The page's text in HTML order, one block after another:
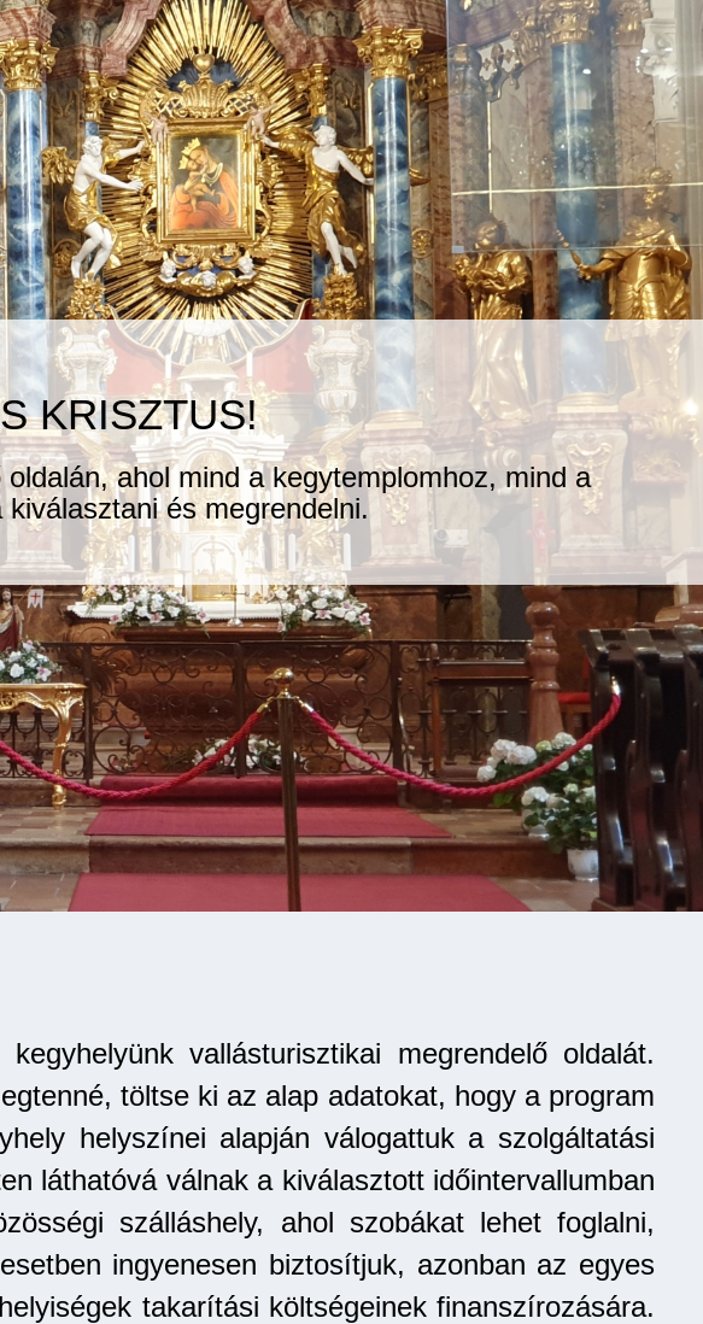
KRISZTUS!
ahol mind a kegytemplomhoz, mind a
és megrendelni.
vallásturisztikai megrendelő oldalát.
töltse ki az alap adatokat, hogy a program
helyszínei alapján válogattuk a szolgáltatási
láthatóvá válnak a kiválasztott időintervallumban
szálláshely, ahol szobákat lehet foglalni,
ingyenesen biztosítjuk, azonban az egyes
takarítási költségeinek finanszírozására.